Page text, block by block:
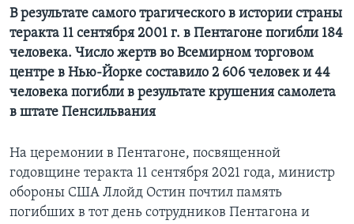
В результате самого трагического в истории страны
теракта 11 сентября 2001 г. в Пентагоне погибли 184
человека. Число жертв во Всемирном торговом
центре в Нью-Йорке составило 2 606 человек и 44
человека погибли в результате крушения самолета
в штате Пенсильвания
На церемонии в Пентагоне, посвященной
годовщине теракта 11 сентября 2021 года, министр
обороны США Ллойд Остин почтил память
погибших в тот день сотрудников Пентагона и